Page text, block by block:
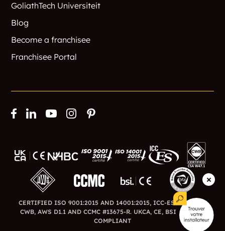
GoliathTech Universiteit
Blog
Become a franchisee
Franchisee Portal
CERTIFIED ISO 9001:2015 AND 14001:2015, ICC-ES ESR-3726,
CWB, AWS D1.1 AND CCMC #13675-R. UKCA, CE, BSI AND BFA
COMPLIANT